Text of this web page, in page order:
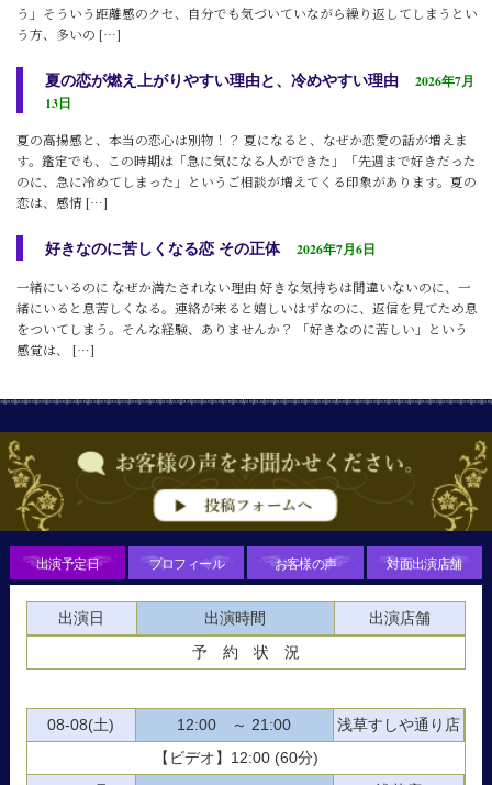
う」そういう距離感のクセ、自分でも気づいていながら繰り返してしまうとい
う方、多いの […]
夏の恋が燃え上がりやすい理由と、冷めやすい理由
2026年7月
13日
夏の高揚感と、本当の恋心は別物！？ 夏になると、なぜか恋愛の話が増えま
す。鑑定でも、この時期は「急に気になる人ができた」「先週まで好きだった
のに、急に冷めてしまった」というご相談が増えてくる印象があります。夏の
恋は、感情 […]
好きなのに苦しくなる恋 その正体 2026年7月6日
一緒にいるのに なぜか満たされない理由 好きな気持ちは間違いないのに、一
緒にいると息苦しくなる。連絡が来ると嬉しいはずなのに、返信を見てため息
をついてしまう。そんな経験、ありませんか？ 「好きなのに苦しい」という
感覚は、 […]
出演予定日
出演日 出演時間
出演店舗
予 約 状 況
08-08(土) 12:00 ～ 21:00
浅草すしや通り店
【ビデオ】12:00 (60分)
プロフィール お客様の声 対面出演店舗